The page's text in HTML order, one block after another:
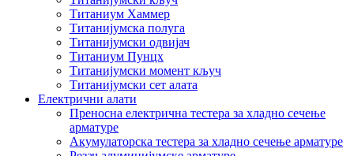
Титаниум Хаммер
Титанијумска полуга
Титанијумски одвијач
Титаниум Пунцх
Титанијумски момент кључ
Титанијумски сет алата
Електрични алати
Преносна електрична тестера за хладно сечење
арматуре
Акумулаторска тестера за хладно сечење арматуре